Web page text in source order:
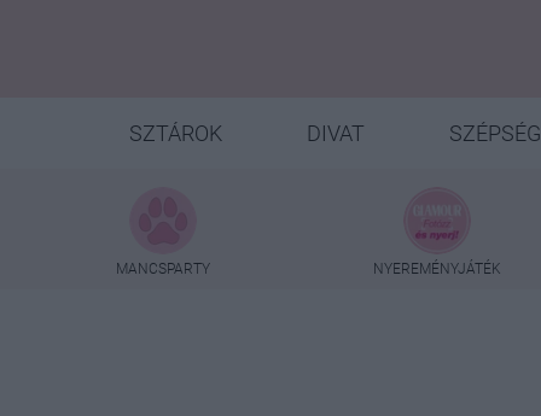
SZTÁROK DIVAT SZÉPSÉG
MANCSPARTY NYEREMÉNYJÁTÉK